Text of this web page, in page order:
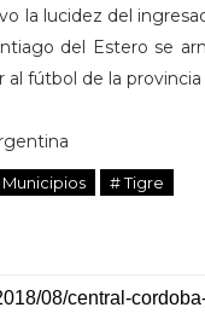
la lucidez del
del Estero se
fútbol de la
# Tigre